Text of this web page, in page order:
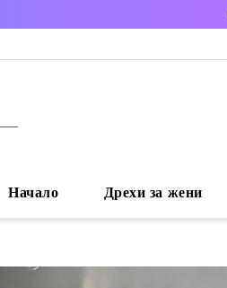
Начало Дрехи за жени